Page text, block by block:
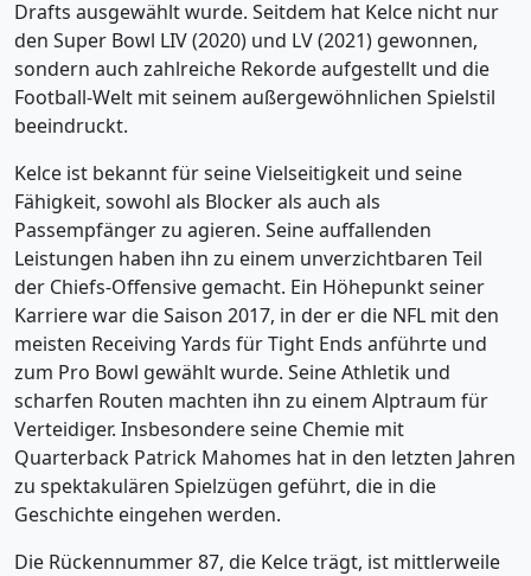
Drafts ausgewählt wurde. Seitdem hat Kelce nicht nur
den Super Bowl LIV (2020) und LV (2021) gewonnen,
sondern auch zahlreiche Rekorde aufgestellt und die
Football-Welt mit seinem außergewöhnlichen Spielstil
beeindruckt.
Kelce ist bekannt für seine Vielseitigkeit und seine
Fähigkeit, sowohl als Blocker als auch als
Passempfänger zu agieren. Seine auffallenden
Leistungen haben ihn zu einem unverzichtbaren Teil
der Chiefs-Offensive gemacht. Ein Höhepunkt seiner
Karriere war die Saison 2017, in der er die NFL mit den
meisten Receiving Yards für Tight Ends anführte und
zum Pro Bowl gewählt wurde. Seine Athletik und
scharfen Routen machten ihn zu einem Alptraum für
Verteidiger. Insbesondere seine Chemie mit
Quarterback Patrick Mahomes hat in den letzten Jahren
zu spektakulären Spielzügen geführt, die in die
Geschichte eingehen werden.
Die Rückennummer 87, die Kelce trägt, ist mittlerweile